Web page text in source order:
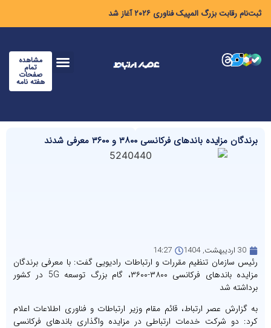
ثبت‌نام رقابت بزرگ المپیک فناوری ۲۰۲۶ آغاز شد
مشاهده
تمام
صفحات
هفته نامه
برندگان مزایده باندهای فرکانسی ۳۸۰۰ و ۳۶۰۰ معرفی شدند
30 اردیبهشت, 1404 14:27
رئیس سازمان تنظیم مقررات و ارتباطات رادیویی گفت: با معرفی برندگان
مزایده باندهای فرکانسی ۳۸۰۰-۳۶۰۰، گام بزرگ توسعه 5G در کشور
برداشته شد
به گزارش عصر ارتباط، قائم مقام وزیر ارتباطات و فناوری اطلاعات اعلام
کرد: دو شرکت خدمات ارتباطی در مزایده واگذاری باندهای فرکانسی